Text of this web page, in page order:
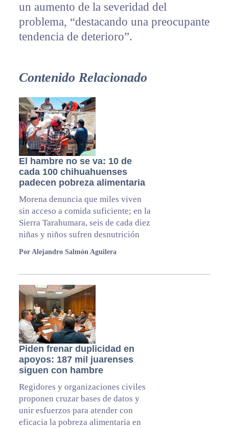
un aumento de la severidad del
problema, “destacando una preocupante
tendencia de deterioro”.
Contenido Relacionado
El hambre no se va: 10 de
cada 100 chihuahuenses
padecen pobreza alimentaria
Morena denuncia que miles viven
sin acceso a comida suficiente; en la
Sierra Tarahumara, seis de cada diez
niñas y niños sufren desnutrición
Por Alejandro Salmón Aguilera
Piden frenar duplicidad en
apoyos: 187 mil juarenses
siguen con hambre
Regidores y organizaciones civiles
proponen cruzar bases de datos y
unir esfuerzos para atender con
eficacia la pobreza alimentaria en